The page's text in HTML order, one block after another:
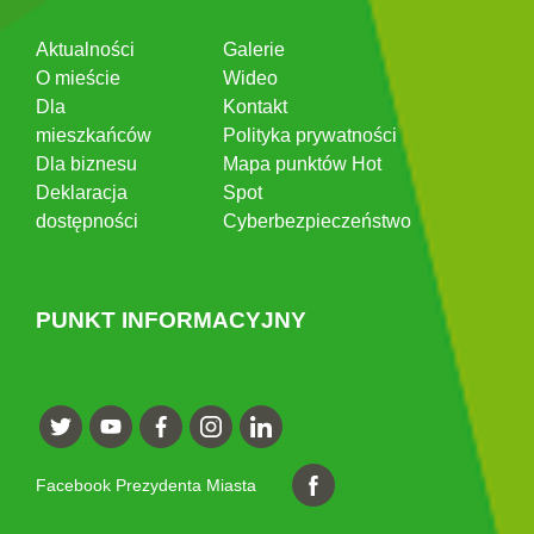
Aktualności
O mieście
Dla
mieszkańców
Dla biznesu
Deklaracja
dostępności
Galerie
Wideo
Kontakt
Polityka prywatności
Mapa punktów Hot
Spot
Cyberbezpieczeństwo
PUNKT INFORMACYJNY
Facebook Prezydenta Miasta